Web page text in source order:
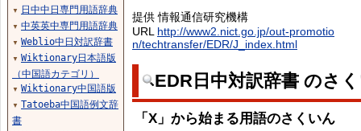
提供 情報通信研究機構
URL http://www2.nict.go.jp/out-promotio
n/techtransfer/EDR/J_index.html
EDR日中対訳辞書 のさ
「X」から始まる用語のさくいん
▼ 日中中日専門用語辞典
▼ 中英英中専門用語辞典
▼ Weblio中日対訳辞書
▼ Wiktionary日本語版
（中国語カテゴリ）
▼ Wiktionary中国語版
▼ Tatoeba中国語例文辞
書